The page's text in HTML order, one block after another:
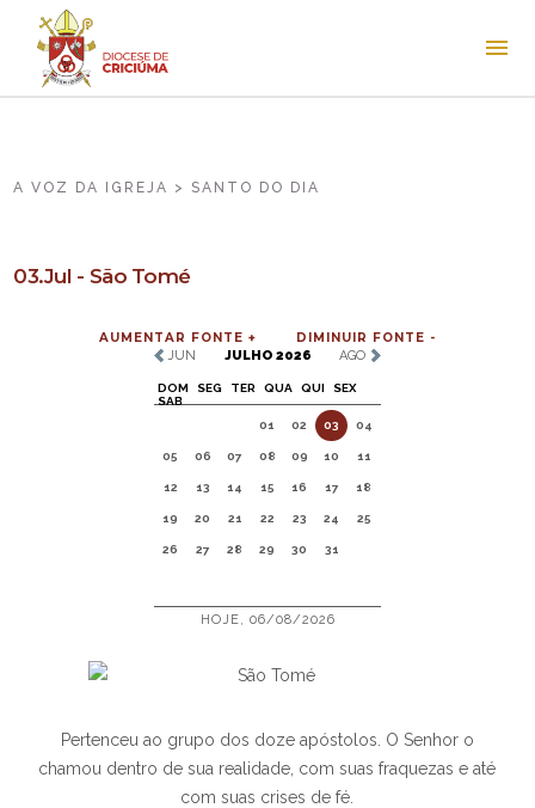
A VOZ DA IGREJA > SANTO DO DIA
03.Jul - São Tomé
AUMENTAR FONTE +
DIMINUIR FONTE -
JUN
JULHO 2026 AGO
DOM SEG TER QUA QUI
SEX
SAB
01
02 03 04
05 06 07 08 09 10 11
12 13 14 15 16 17 18
19 20 21 22 23 24 25
26 27 28 29 30 31
HOJE, 06/08/2026
Pertenceu ao grupo dos doze apóstolos. O Senhor o
chamou dentro de sua realidade, com suas fraquezas e até
com suas crises de fé.